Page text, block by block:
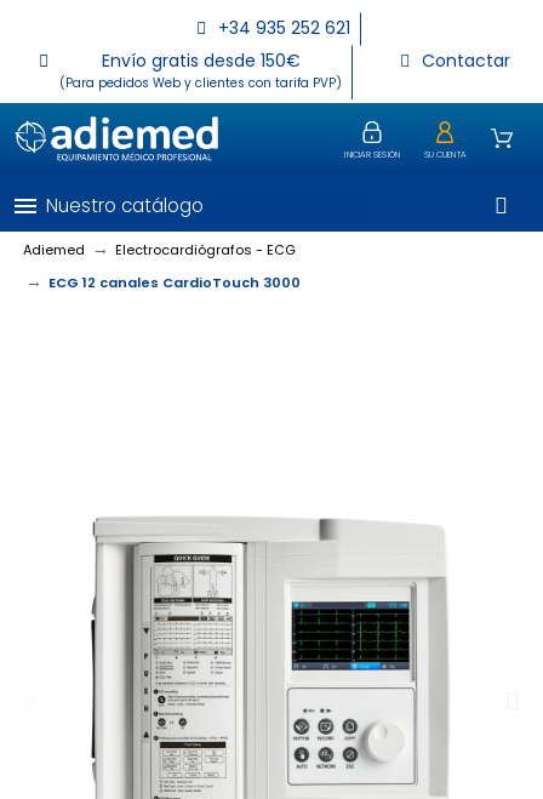
+34 935 252 621
Envío gratis desde 150€
(Para pedidos Web y clientes con tarifa PVP)
Contactar
INICIAR SESIÓN SU CUENTA
menu Nuestro catálogo
Adiemed
Electrocardiógrafos - ECG
ECG 12 canales CardioTouch 3000